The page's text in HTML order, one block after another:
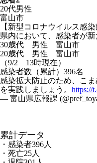
20代男性
富山市
【新型コロナウイルス感染
県内において、感染者が
30歳代 男性 富山市
20歳代 男性 富山市
（9/2 13時現在）
感染者数（累計）396名
感染拡大防止のため、こ
を実践しましょう。 https://
— 富山県広報課
累計データ
・感染者396人
・死亡25人